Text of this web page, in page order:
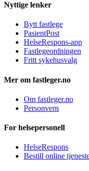
Nyttige lenker
Bytt fastlege
PasientPost
HelseRespons-app
Fastlegeordningen
Fritt sykehusvalg
Mer om fastleger.no
Om fastleger.no
Personvern
For helsepersonell
HelseRespons
Bestill online